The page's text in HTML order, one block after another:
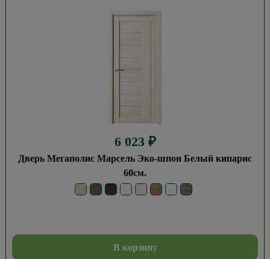
6 023 ₽
Дверь Мегаполис Марсель Эко-шпон Белый кипарис
60см.
В корзину